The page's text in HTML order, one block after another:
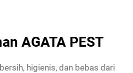
AGATA PEST
higienis, dan bebas dari